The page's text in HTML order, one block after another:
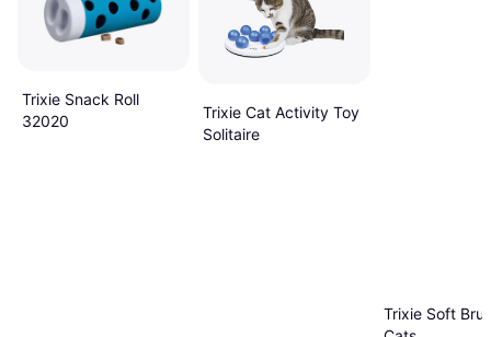
Trixie Snack Roll
32020
Trixie Cat Activity Toy
Solitaire
Trixie Soft